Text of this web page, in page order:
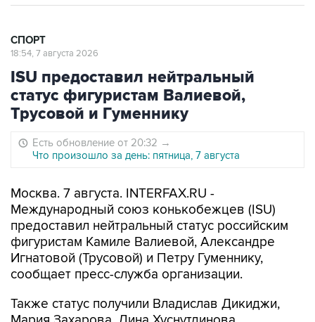
СПОРТ
18:54, 7 августа 2026
ISU предоставил нейтральный
статус фигуристам Валиевой,
Трусовой и Гуменнику
Есть обновление от 20:32 →
Что произошло за день: пятница, 7 августа
Москва. 7 августа. INTERFAX.RU -
Международный союз конькобежцев (ISU)
предоставил нейтральный статус российским
фигуристам Камиле Валиевой, Александре
Игнатовой (Трусовой) и Петру Гуменнику,
сообщает пресс-служба организации.
Также статус получили Владислав Дикиджи,